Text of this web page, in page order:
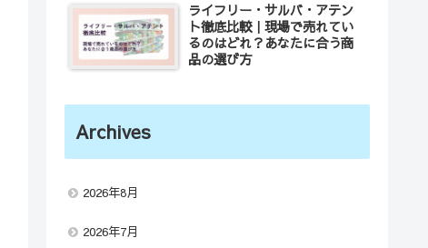
ライフリー・サルバ・アテン
ト徹底比較｜現場で売れてい
るのはどれ？あなたに合う商
品の選び方
Archives
2026年8月
2026年7月